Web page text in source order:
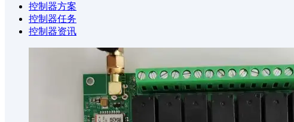
控制器方案
控制器任务
控制器资讯